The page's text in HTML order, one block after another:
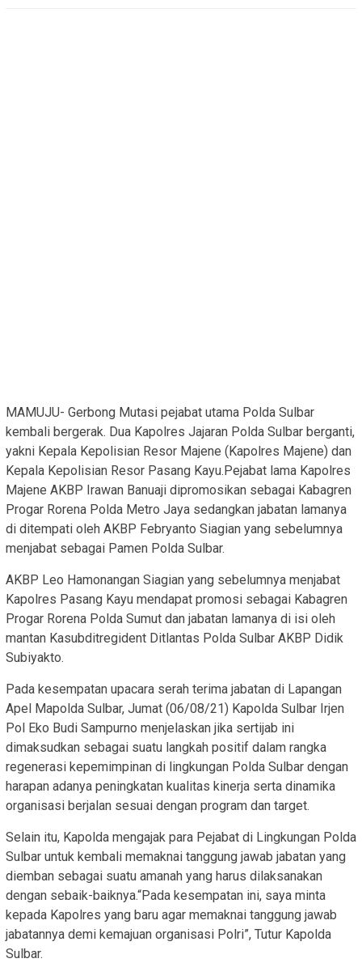
MAMUJU- Gerbong Mutasi pejabat utama Polda Sulbar
kembali bergerak. Dua Kapolres Jajaran Polda Sulbar berganti,
yakni Kepala Kepolisian Resor Majene (Kapolres Majene) dan
Kepala Kepolisian Resor Pasang Kayu.Pejabat lama Kapolres
Majene AKBP Irawan Banuaji dipromosikan sebagai Kabagren
Progar Rorena Polda Metro Jaya sedangkan jabatan lamanya
di ditempati oleh AKBP Febryanto Siagian yang sebelumnya
menjabat sebagai Pamen Polda Sulbar.
AKBP Leo Hamonangan Siagian yang sebelumnya menjabat
Kapolres Pasang Kayu mendapat promosi sebagai Kabagren
Progar Rorena Polda Sumut dan jabatan lamanya di isi oleh
mantan Kasubditregident Ditlantas Polda Sulbar AKBP Didik
Subiyakto.
Pada kesempatan upacara serah terima jabatan di Lapangan
Apel Mapolda Sulbar, Jumat (06/08/21) Kapolda Sulbar Irjen
Pol Eko Budi Sampurno menjelaskan jika sertijab ini
dimaksudkan sebagai suatu langkah positif dalam rangka
regenerasi kepemimpinan di lingkungan Polda Sulbar dengan
harapan adanya peningkatan kualitas kinerja serta dinamika
organisasi berjalan sesuai dengan program dan target.
Selain itu, Kapolda mengajak para Pejabat di Lingkungan Polda
Sulbar untuk kembali memaknai tanggung jawab jabatan yang
diemban sebagai suatu amanah yang harus dilaksanakan
dengan sebaik-baiknya.“Pada kesempatan ini, saya minta
kepada Kapolres yang baru agar memaknai tanggung jawab
jabatannya demi kemajuan organisasi Polri”, Tutur Kapolda
Sulbar.